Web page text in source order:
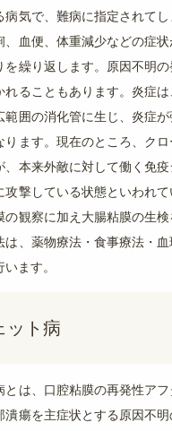
病気で、難病に指定されて
、血便、体重減少などの症
を繰り返します。原因不明
れることもあります。炎症
範囲の消化管に生じ、炎症
ります。現在のところ、ク
、本来外敵に対して働く免
攻撃している状態といわれ
の観察に加え大腸粘膜の生
は、薬物療法・食事療法・
ます。
ット病
は、口腔粘膜の再発性アフ
潰瘍を主症状とする原因不